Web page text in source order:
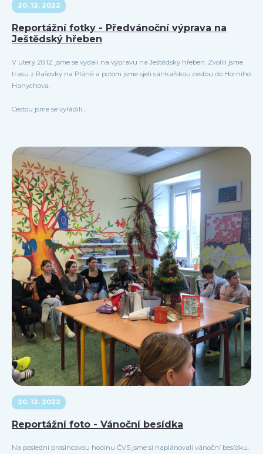
20. 12. 2022
Reportážní fotky - Předvánoční výprava na
Ještědský hřeben
V úterý 20.12. jsme se vydali na výpravu na Ještědský hřeben. Zvolili jsme
trasu z Rašovky na Pláně a potom jsme sjeli sánkařskou cestou do Horního
Hanychova.
Cestou jsme se vyřádili...
20. 12. 2022
Reportážní foto - Vánoční besídka
Na poslední prosincovou hodinu ČVS jsme si naplánovali vánoční besídku.